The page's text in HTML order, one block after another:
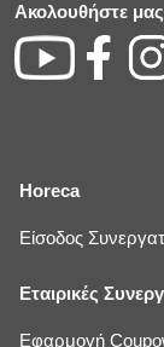
Ακολουθήστε
Horeca
Είσοδος
Εταιρικές
Εφαρμογή